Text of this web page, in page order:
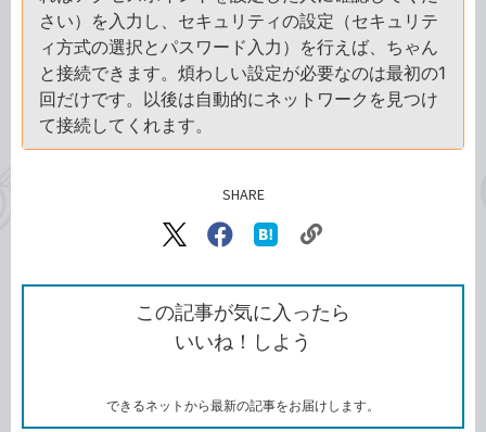
さい）を入力し、セキュリティの設定（セキュリテ
ィ方式の選択とパスワード入力）を行えば、ちゃん
と接続できます。煩わしい設定が必要なのは最初の1
回だけです。以後は自動的にネットワークを見つけ
て接続してくれます。
SHARE
X（旧
で
シ
ェ
ア
Facebook
シ
ェ
ア
な
ブ
ッ
ク
ク
ク
を
コ
この記事が気に入ったら
いいね！しよう
できるネットから最新の記事をお届けします。